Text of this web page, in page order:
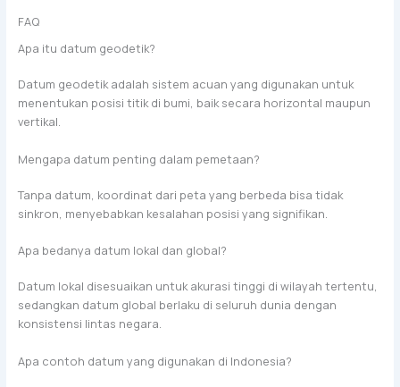
FAQ
Apa itu datum geodetik?
Datum geodetik adalah sistem acuan yang digunakan untuk
menentukan posisi titik di bumi, baik secara horizontal maupun
vertikal.
Mengapa datum penting dalam pemetaan?
Tanpa datum, koordinat dari peta yang berbeda bisa tidak
sinkron, menyebabkan kesalahan posisi yang signifikan.
Apa bedanya datum lokal dan global?
Datum lokal disesuaikan untuk akurasi tinggi di wilayah tertentu,
sedangkan datum global berlaku di seluruh dunia dengan
konsistensi lintas negara.
Apa contoh datum yang digunakan di Indonesia?